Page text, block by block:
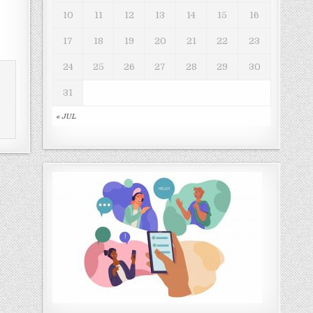
« JUL
10 11 12 13 14 15 16
17 18 19 20 21 22 23
24 25 26 27 28 29 30
31